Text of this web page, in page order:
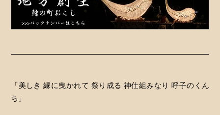
「美しき 縁に曳かれて 祭り成る 神仕組みなり 呼子のくん
ち」